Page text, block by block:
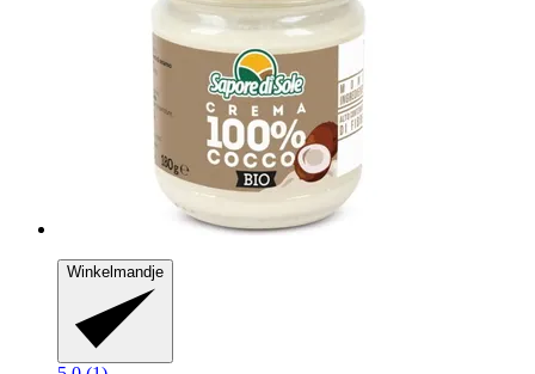
Winkelmandje